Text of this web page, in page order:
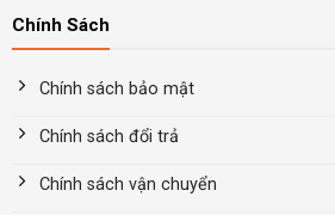
Chính Sách
Chính sách bảo mật
Chính sách đổi trả
Chính sách vận chuyển